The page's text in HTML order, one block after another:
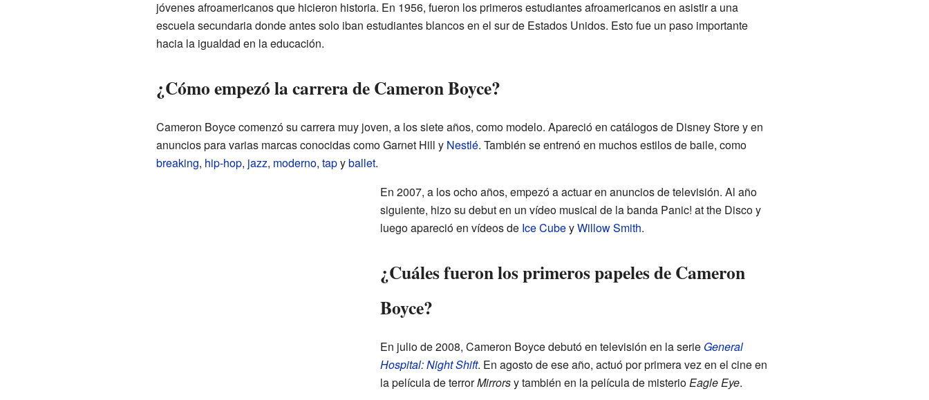
jóvenes afroamericanos que hicieron historia. En 1956, fueron los primeros estudiantes afroamericanos en asistir a una
escuela secundaria donde antes solo iban estudiantes blancos en el sur de Estados Unidos. Esto fue un paso importante
hacia la igualdad en la educación.
¿Cómo empezó la carrera de Cameron Boyce?
Cameron Boyce comenzó su carrera muy joven, a los siete años, como modelo. Apareció en catálogos de Disney Store y en
anuncios para varias marcas conocidas como Garnet Hill y Nestlé. También se entrenó en muchos estilos de baile, como
breaking, hip-hop, jazz, moderno, tapyballet.
En 2007, a los ocho años, empezó a actuar en anuncios de televisión. Al año
siguiente, hizo su debut en un vídeo musical de la banda Panic! at the Disco y
luego apareció en vídeos de Ice CubeyWillow Smith.
¿Cuáles fueron los primeros papeles de Cameron
Boyce?
En julio de 2008, Cameron Boyce debutó en televisión en la serie General
Hospital: Night Shift. En agosto de ese año, actuó por primera vez en el cine en
la película de terrorMirrorsy también en la película de misterioEagle Eye.